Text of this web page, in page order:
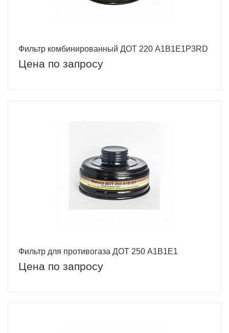
Фильтр комбинированный ДОТ 220 А1B1E1P3RD
Цена по запросу
Фильтр для противогаза ДОТ 250 A1B1E1
Цена по запросу